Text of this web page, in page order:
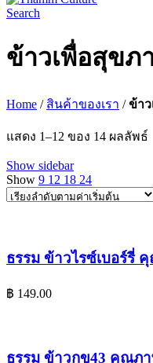
Search
ข้าวเพื่อสุขภ
Home / สินค้าของเรา /ข้า
แสดง 1–12 ของ 14 ผลลัพธ์
Show sidebar
Show 9 12 18 24
ธรรม ข้าวไรซ์เบอร์รี่
฿ 149.00
ธรรม ข้าวกข43 คุณภ